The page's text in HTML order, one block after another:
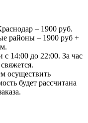
– 1900 руб.
районы – 1900 руб +
с 14:00 до 22:00. За час
осуществить
будет рассчитана